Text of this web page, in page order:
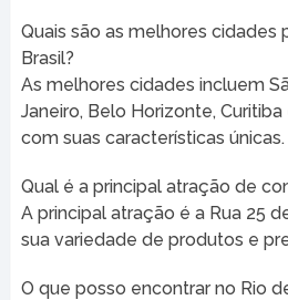
Quais são as melhores cidades
Brasil?
As melhores cidades incluem
Janeiro, Belo Horizonte,
com suas características únicas.
Qual é a principal atração de
A principal atração é a Rua 25
sua variedade de produtos e
O que posso encontrar no Rio